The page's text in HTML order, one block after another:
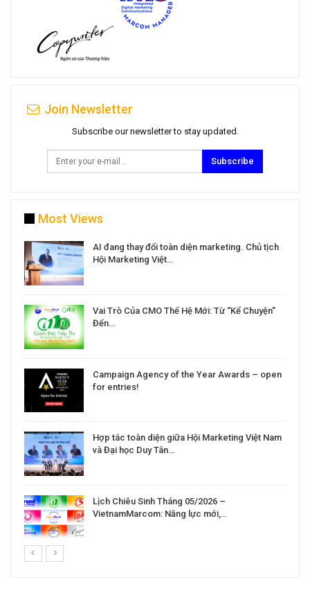
Join Newsletter
Subscribe our newsletter to stay updated.
Subscribe
Most Views
AI đang thay đổi toàn diện marketing. Chủ tịch
Hội Marketing Việt…
Vai Trò Của CMO Thế Hệ Mới: Từ “Kể Chuyện”
Đến…
Campaign Agency of the Year Awards – open
for entries!
Hợp tác toàn diện giữa Hội Marketing Việt Nam
và Đại học Duy Tân…
Lịch Chiêu Sinh Tháng 05/2026 –
VietnamMarcom: Năng lực mới,…